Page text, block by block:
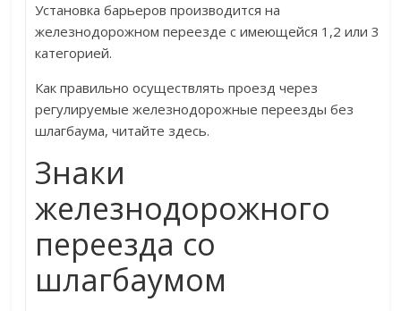
Установка барьеров производится на
железнодорожном переезде с имеющейся 1,2 или 3
категорией.
Как правильно осуществлять проезд через
регулируемые железнодорожные переезды без
шлагбаума, читайте здесь.
Знаки
железнодорожного
переезда со
шлагбаумом